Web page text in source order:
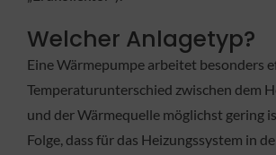
Welcher Anlagetyp?
Eine Wärmepumpe arbeitet besonders
Temperaturunterschied zwischen dem
und der Wärmequelle möglichst gering
Folge, dass für das Heizungssystem in